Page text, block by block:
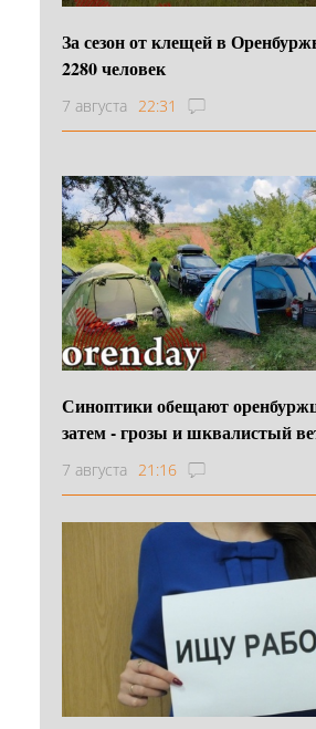
За сезон от клещей в
2280 человек
7 августа 22:31
Синоптики обещают
затем - грозы и шквалистый
7 августа 21:16